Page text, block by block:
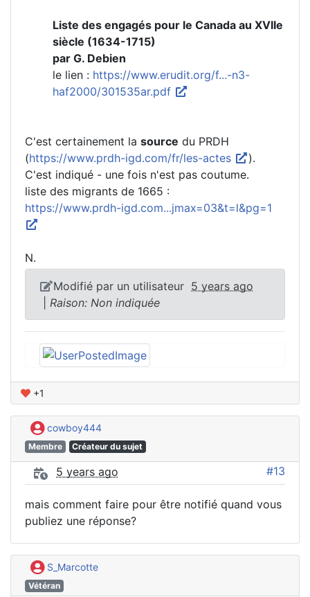
Liste des engagés pour le Canada au XVIIe
siècle (1634-1715)
par G. Debien
le lien : https://www.erudit.org/f...-n3-
haf2000/301535ar.pdf
C'est certainement la source du PRDH
(https://www.prdh-igd.com/fr/les-actes
).
C'est indiqué - une fois n'est pas coutume.
liste des migrants de 1665 :
https://www.prdh-igd.com...jmax=03&t=l&pg=1
N.
Modifié par un utilisateur 5 years ago
Raison: Non indiquée
+1
cowboy444
Membre Créateur du sujet
5 years ago #13
mais comment faire pour être notifié quand vous
publiez une réponse?
S_Marcotte
Vétéran